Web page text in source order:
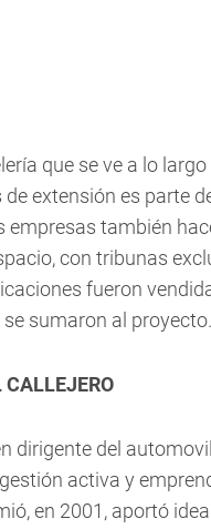
que se ve a lo
extensión es parte
empresas también
con tribunas
fueron
sumaron al proyecto.
CALLEJERO
dirigente del
activa y
en 2001, aportó